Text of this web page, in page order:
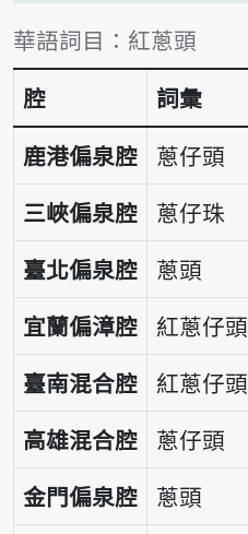
詞彙比較表
華語詞目：紅蔥頭
腔
詞彙
鹿港偏泉腔 蔥仔頭
三峽偏泉腔 蔥仔珠
臺北偏泉腔 蔥頭
宜蘭偏漳腔 紅蔥仔頭
臺南混合腔 紅蔥仔頭
高雄混合腔 蔥仔頭
金門偏泉腔 蔥頭